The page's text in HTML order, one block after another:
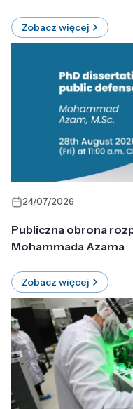
Zobacz więcej
24/07/2026
Publiczna obrona
Mohammada Azama
Zobacz więcej